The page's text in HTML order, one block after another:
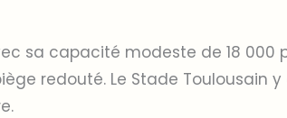
sa capacité modeste de 18 000
redouté. Le Stade Toulousain